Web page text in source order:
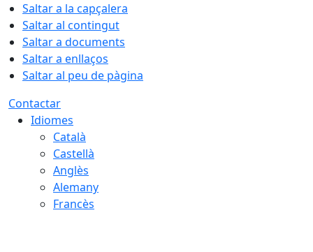
Saltar a la capçalera
Saltar al contingut
Saltar a documents
Saltar a enllaços
Saltar al peu de pàgina
Contactar
Idiomes
Català
Castellà
Anglès
Alemany
Francès